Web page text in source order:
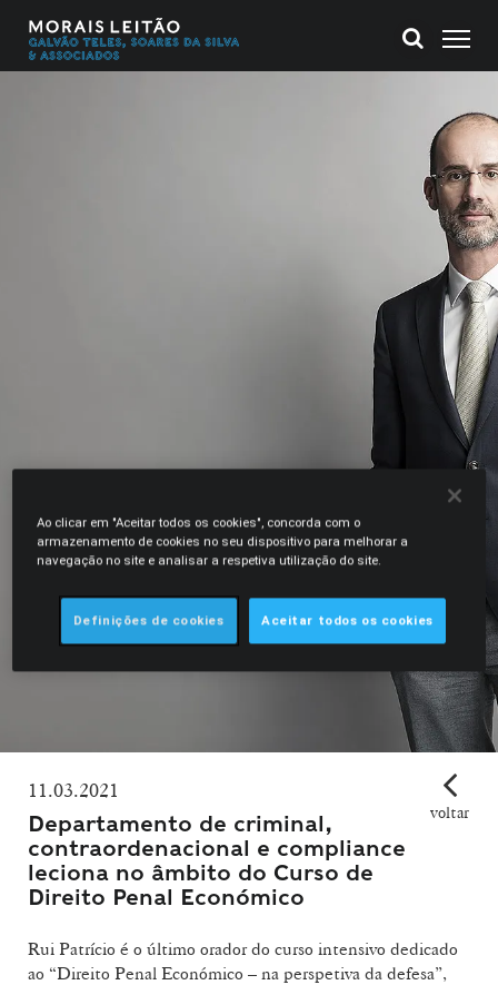
11.03.2021
Departamento de criminal,
contraordenacional e compliance
leciona no âmbito do Curso de
Direito Penal Económico
voltar
Rui Patrício é o último orador do curso intensivo dedicado
ao “Direito Penal Económico – na perspetiva da defesa”,
Ao clicar em "Aceitar todos os cookies", concorda com o
armazenamento de cookies no seu dispositivo para melhorar a
navegação no site e analisar a respetiva utilização do site.
Definições de cookies Aceitar todos os cookies